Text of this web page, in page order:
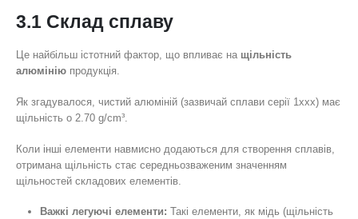
3.1 Склад сплаву
Це найбільш істотний фактор, що впливає на щільність
алюмінію продукція.
Як згадувалося, чистий алюміній (зазвичай сплави серії 1xxx) має
щільність о 2.70 g/cm³.
Коли інші елементи навмисно додаються для створення сплавів,
отримана щільність стає середньозваженим значенням
щільностей складових елементів.
Важкі легуючі елементи: Такі елементи, як мідь (щільність